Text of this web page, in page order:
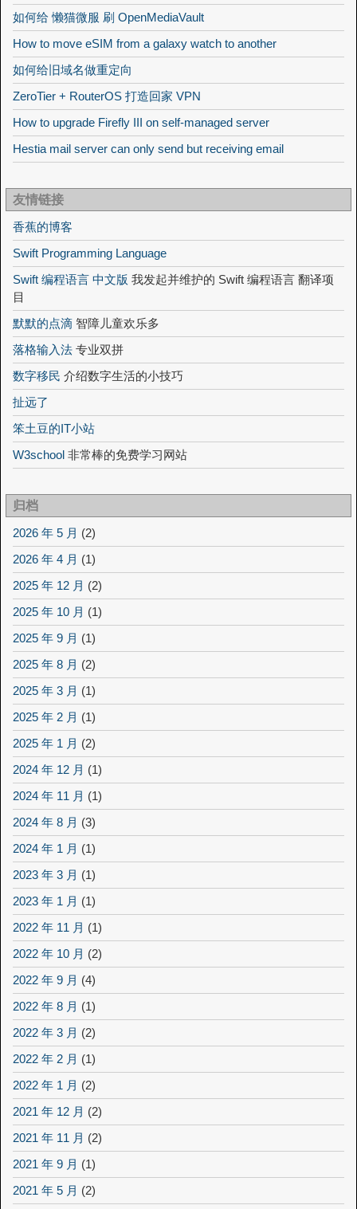
如何给 懒猫微服 刷 OpenMediaVault
How to move eSIM from a galaxy watch to another
如何给旧域名做重定向
ZeroTier + RouterOS 打造回家 VPN
How to upgrade Firefly III on self-managed server
Hestia mail server can only send but receiving email
友情链接
香蕉的博客
Swift Programming Language
Swift 编程语言 中文版 我发起并维护的 Swift 编程语言 翻译项
目
默默的点滴 智障儿童欢乐多
落格输入法 专业双拼
数字移民 介绍数字生活的小技巧
扯远了
笨土豆的IT小站
W3school 非常棒的免费学习网站
归档
2026 年 5 月 (2)
2026 年 4 月 (1)
2025 年 12 月 (2)
2025 年 10 月 (1)
2025 年 9 月 (1)
2025 年 8 月 (2)
2025 年 3 月 (1)
2025 年 2 月 (1)
2025 年 1 月 (2)
2024 年 12 月 (1)
2024 年 11 月 (1)
2024 年 8 月 (3)
2024 年 1 月 (1)
2023 年 3 月 (1)
2023 年 1 月 (1)
2022 年 11 月 (1)
2022 年 10 月 (2)
2022 年 9 月 (4)
2022 年 8 月 (1)
2022 年 3 月 (2)
2022 年 2 月 (1)
2022 年 1 月 (2)
2021 年 12 月 (2)
2021 年 11 月 (2)
2021 年 9 月 (1)
2021 年 5 月 (2)